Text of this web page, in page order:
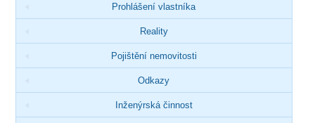
Prohlášení vlastníka
Reality
Pojištění nemovitosti
Odkazy
Inženýrská činnost